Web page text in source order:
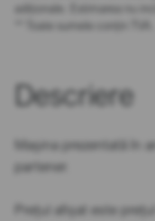
adiționale. Estimarea nu
** Toate sumele conțin TVA.
Descriere
Mașina prezentată în
partener.
Prețul afișat este